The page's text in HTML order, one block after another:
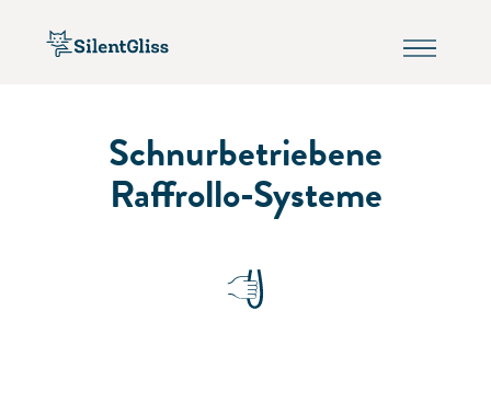
Schnurbetriebene
Raffrollo-Systeme